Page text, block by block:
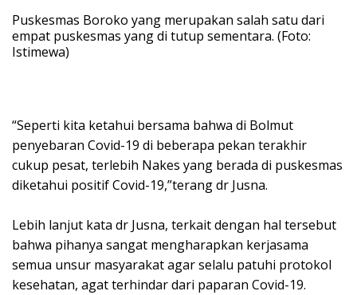
Puskesmas Boroko yang merupakan salah satu dari
empat puskesmas yang di tutup sementara. (Foto:
Istimewa)
“Seperti kita ketahui bersama bahwa di Bolmut
penyebaran Covid-19 di beberapa pekan terakhir
cukup pesat, terlebih Nakes yang berada di puskesmas
diketahui positif Covid-19,”terang dr Jusna.
Lebih lanjut kata dr Jusna, terkait dengan hal tersebut
bahwa pihanya sangat mengharapkan kerjasama
semua unsur masyarakat agar selalu patuhi protokol
kesehatan, agat terhindar dari paparan Covid-19.